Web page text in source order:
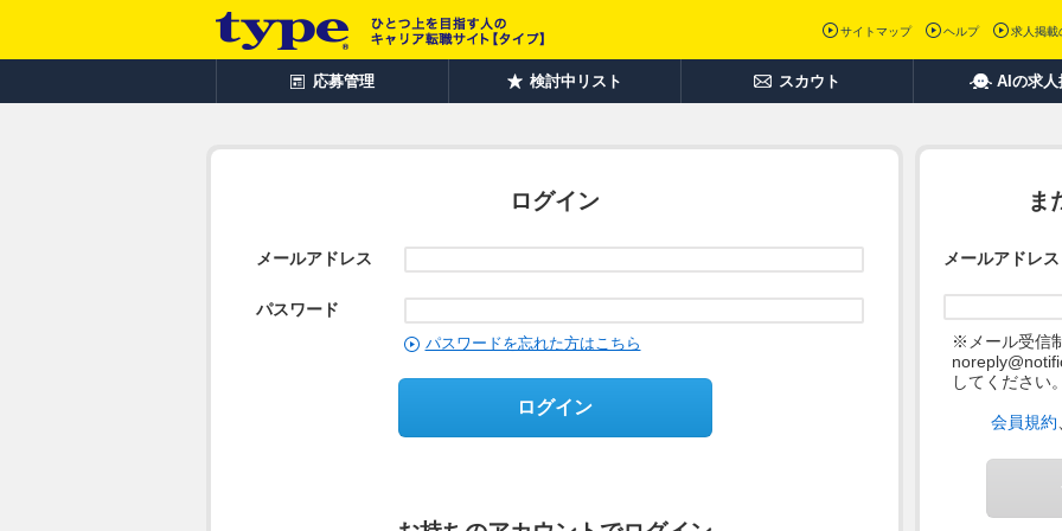
サイトマップ ヘルプ 求人掲載
応募管理 検討中リスト スカウト AIの求人
ログイン
メールアドレス
パスワード
パスワードを忘れた方はこちら
ログイン
ま
メールアドレス
※メール受信
してください
会員規約